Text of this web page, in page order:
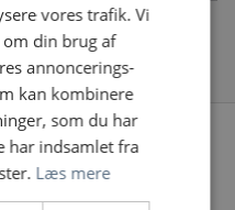
prøv at søge på
af dine filtre
vores trafik. Vi
om din brug af
annoncerings-
kan kombinere
som du har
har indsamlet fra
Læs mere